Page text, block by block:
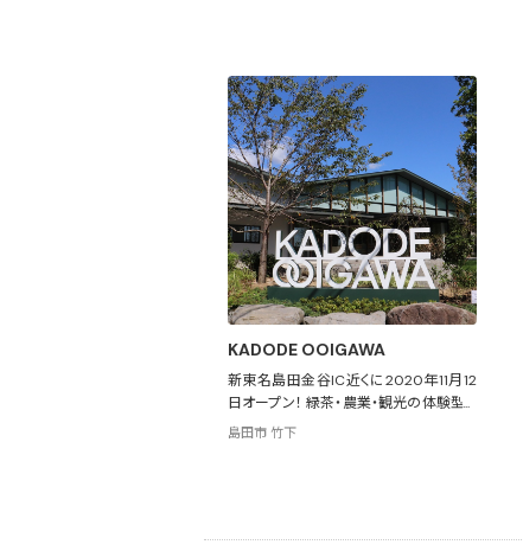
KADODE OOIGAWA
新東名島田金谷IC近くに2020年11月12
日オープン！ 緑茶・農業・観光の体験型フ
ードパーク
島田市 竹下